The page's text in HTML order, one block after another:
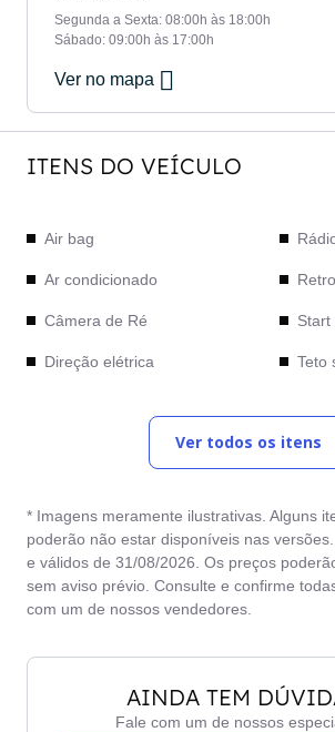
Segunda a Sexta: 08:00h às 18:00h
Sábado: 09:00h às 17:00h
Ver no mapa
ITENS DO VEÍCULO
Air bag
Ar condicionado
Câmera de Ré
Direção elétrica
Start
Teto
Ver todos os itens
* Imagens meramente ilustrativas. Alguns
poderão não estar disponíveis nas
e válidos de 31/08/2026. Os preços
sem aviso prévio. Consulte e confirme
com um de nossos vendedores.
AINDA TEM
Fale com um de nossos